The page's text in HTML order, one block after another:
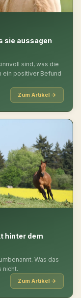
sie aussagen
sind, was die
ein positiver Befund
Zum Artikel →
hinter dem
Was das
nicht.
Zum Artikel →